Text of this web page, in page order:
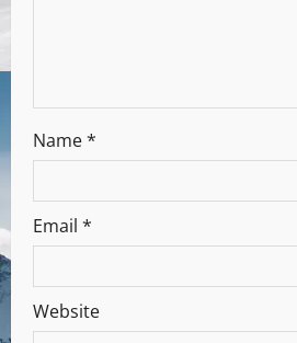
Name*
Email *
Website